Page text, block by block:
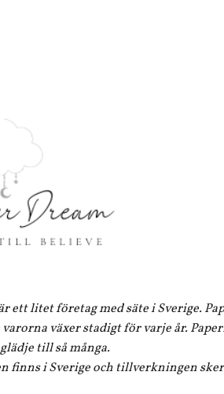
ett litet företag med säte i Sverige.
varorna växer stadigt för varje år.
till så många.
finns i Sverige och tillverkningen